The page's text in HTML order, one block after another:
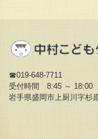
☎019-648-7711
受付時間 8:45 ～ 18:00
岩手県盛岡市上厨川字杉